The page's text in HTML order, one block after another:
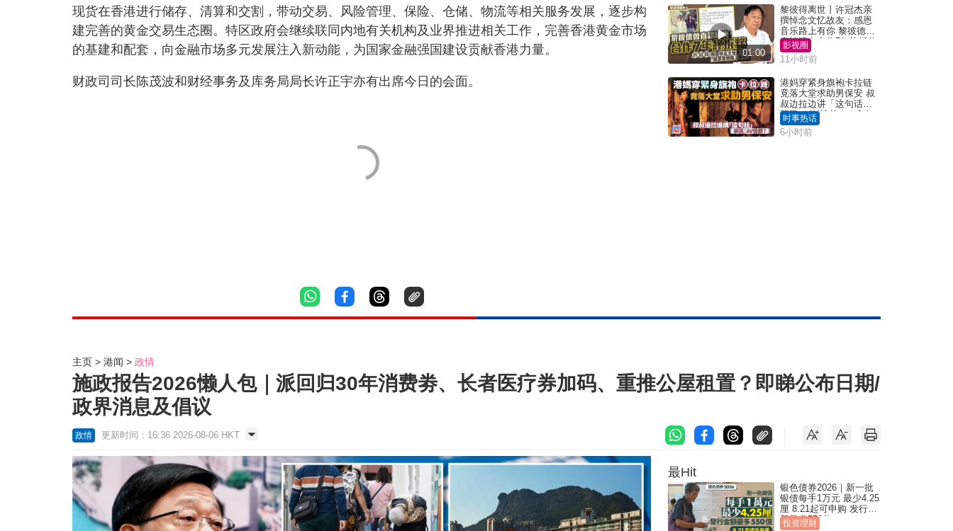
现货在香港进行储存、清算和交割，带动交易、风险管理、保险、仓储、物流等相关服务发展，逐步构
建完善的黄金交易生态圈。特区政府会继续联同内地有关机构及业界推进相关工作，完善香港黄金市场
的基建和配套，向金融市场多元发展注入新动能，为国家金融强国建设贡献香港力量。
财政司司长陈茂波和财经事务及库务局局长许正宇亦有出席今日的会面。
01:00
黎彼得离世丨许冠杰亲
撰悼念文忆故友：感恩
音乐路上有你 黎彼德曾
直认唔夹合作7年终拆伙
影视圈
11小时前
港妈穿紧身旗袍卡拉链
竟落大堂求助男保安 叔
叔边拉边讲「这句话」
网民：AV情节？｜Juicy
叮
时事热话
6小时前
主页 港闻 政情
施政报告2026懒人包｜派回归30年消费劵、长者医疗券加码、重推公屋租置？即睇公布日期/
政界消息及倡议
政情 更新时间：16:36 2026-08-06 HKT
最Hit
银色债券2026｜新一批
银债每手1万元 最少4.25
厘 8.21起可申购 发行金
额最多550亿
投资理财